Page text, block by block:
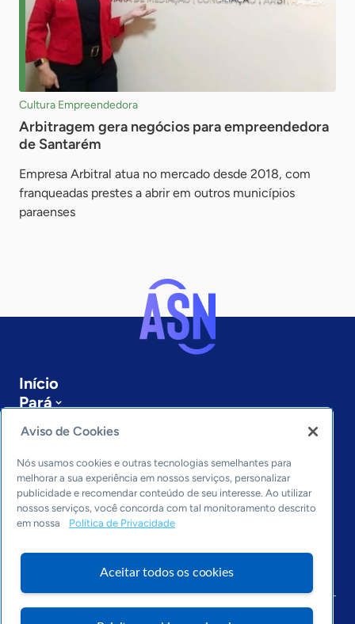
Cultura Empreendedora
Arbitragem gera negócios para empreendedora
de Santarém
Empresa Arbitral atua no mercado desde 2018, com
franqueadas prestes a abrir em outros municípios
paraenses
Início
Pará
Sobre a ASN
Últimas notícias
Entre em contato
Editorias
Economia & Política
Inovação & Tecnologia
Cultura empreendedora
Arquivo
Aviso de Cookies
Nós usamos cookies e outras tecnologias semelhantes para
melhorar a sua experiência em nossos serviços, personalizar
publicidade e recomendar conteúdo de seu interesse. Ao utilizar
nossos serviços, você concorda com tal monitoramento descrito
em nossa
Política de Privacidade
Aceitar todos os cookies